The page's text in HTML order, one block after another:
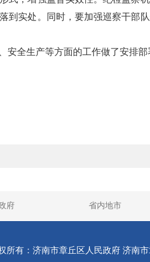
到实处。同时，要加强巡察干部
安全生产等方面的工作做了安排
府 省内地市
所有：济南市章丘区人民政府 济南